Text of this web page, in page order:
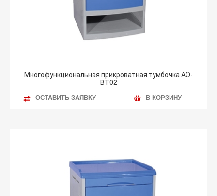
Многофункциональная прикроватная тумбочка AO-
BT02
ОСТАВИТЬ ЗАЯВКУ В КОРЗИНУ